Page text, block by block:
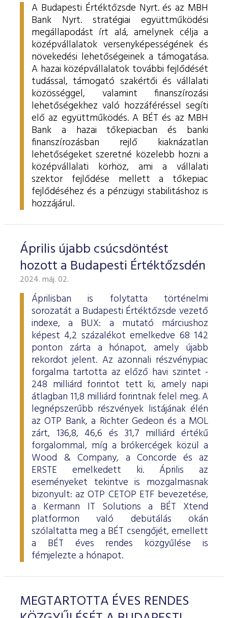
A Budapesti Értéktőzsde Nyrt. és az MBH
Bank Nyrt. stratégiai együttműködési
megállapodást írt alá, amelynek célja a
középvállalatok versenyképességének és
növekedési lehetőségeinek a támogatása.
A hazai középvállalatok további fejlődését
tudással, támogató szakértői és vállalati
közösséggel, valamint finanszírozási
lehetőségekhez való hozzáféréssel segíti
elő az együttműködés. A BÉT és az MBH
Bank a hazai tőkepiacban és banki
finanszírozásban rejlő kiaknázatlan
lehetőségeket szeretné közelebb hozni a
középvállalati körhöz, ami a vállalati
szektor fejlődése mellett a tőkepiac
fejlődéséhez és a pénzügyi stabilitáshoz is
hozzájárul.
Április újabb csúcsdöntést
hozott a Budapesti Értéktőzsdén
2024. máj. 02.
Áprilisban is folytatta történelmi
sorozatát a Budapesti Értéktőzsde vezető
indexe, a BUX: a mutató márciushoz
képest 4,2 százalékot emelkedve 68 142
ponton zárta a hónapot, amely újabb
rekordot jelent. Az azonnali részvénypiac
forgalma tartotta az előző havi szintet -
248 milliárd forintot tett ki, amely napi
átlagban 11,8 milliárd forintnak felel meg. A
legnépszerűbb részvények listájának élén
az OTP Bank, a Richter Gedeon és a MOL
zárt, 136,8, 46,6 és 31,7 milliárd értékű
forgalommal, míg a brókercégek közül a
Wood & Company, a Concorde és az
ERSTE emelkedett ki. Április az
eseményeket tekintve is mozgalmasnak
bizonyult: az OTP CETOP ETF bevezetése,
a Kermann IT Solutions a BÉT Xtend
platformon való debütálás okán
szólaltatta meg a BÉT csengőjét, emellett
a BÉT éves rendes közgyűlése is
fémjelezte a hónapot.
MEGTARTOTTA ÉVES RENDES